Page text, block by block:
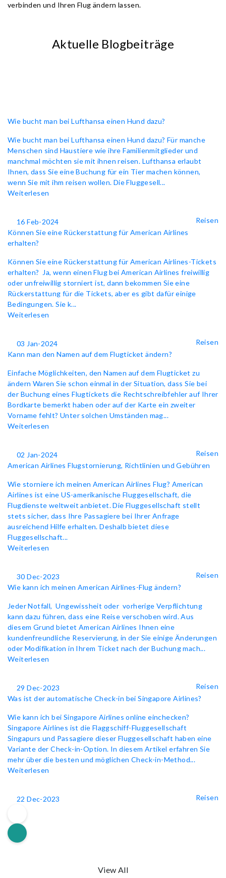
verbinden und Ihren Flug ändern lassen.
Aktuelle Blogbeiträge
Wie bucht man bei Lufthansa einen Hund dazu?
Wie bucht man bei Lufthansa einen Hund dazu? Für manche
Menschen sind Haustiere wie ihre Familienmitglieder und
manchmal möchten sie mit ihnen reisen. Lufthansa erlaubt
Ihnen, dass Sie eine Buchung für ein Tier machen können,
wenn Sie mit ihm reisen wollen. Die Fluggesell...
Weiterlesen
16 Feb-2024
Reisen
Können Sie eine Rückerstattung für American Airlines
erhalten?
Können Sie eine Rückerstattung für American Airlines-Tickets
erhalten? Ja, wenn einen Flug bei American Airlines freiwillig
oder unfreiwillig storniert ist, dann bekommen Sie eine
Rückerstattung für die Tickets, aber es gibt dafür einige
Bedingungen. Sie k...
Weiterlesen
03 Jan-2024
Reisen
Kann man den Namen auf dem Flugticket ändern?
Einfache Möglichkeiten, den Namen auf dem Flugticket zu
ändern Waren Sie schon einmal in der Situation, dass Sie bei
der Buchung eines Flugtickets die Rechtschreibfehler auf Ihrer
Bordkarte bemerkt haben oder auf der Karte ein zweiter
Vorname fehlt? Unter solchen Umständen mag...
Weiterlesen
02 Jan-2024
Reisen
American Airlines Flugstornierung, Richtlinien und Gebühren
Wie storniere ich meinen American Airlines Flug? American
Airlines ist eine US-amerikanische Fluggesellschaft, die
Flugdienste weltweit anbietet. Die Fluggesellschaft stellt
stets sicher, dass Ihre Passagiere bei Ihrer Anfrage
ausreichend Hilfe erhalten. Deshalb bietet diese
Fluggesellschaft...
Weiterlesen
30 Dec-2023
Reisen
Wie kann ich meinen American Airlines-Flug ändern?
Jeder Notfall, Ungewissheit oder vorherige Verpflichtung
kann dazu führen, dass eine Reise verschoben wird. Aus
diesem Grund bietet American Airlines Ihnen eine
kundenfreundliche Reservierung, in der Sie einige Änderungen
oder Modifikation in Ihrem Ticket nach der Buchung mach...
Weiterlesen
29 Dec-2023
Reisen
Was ist der automatische Check-in bei Singapore Airlines?
Wie kann ich bei Singapore Airlines online einchecken?
Singapore Airlines ist die Flaggschiff-Fluggesellschaft
Singapurs und Passagiere dieser Fluggesellschaft haben eine
Variante der Check-in-Option. In diesem Artikel erfahren Sie
mehr über die besten und möglichen Check-in-Method...
Weiterlesen
22 Dec-2023 Reisen
View All